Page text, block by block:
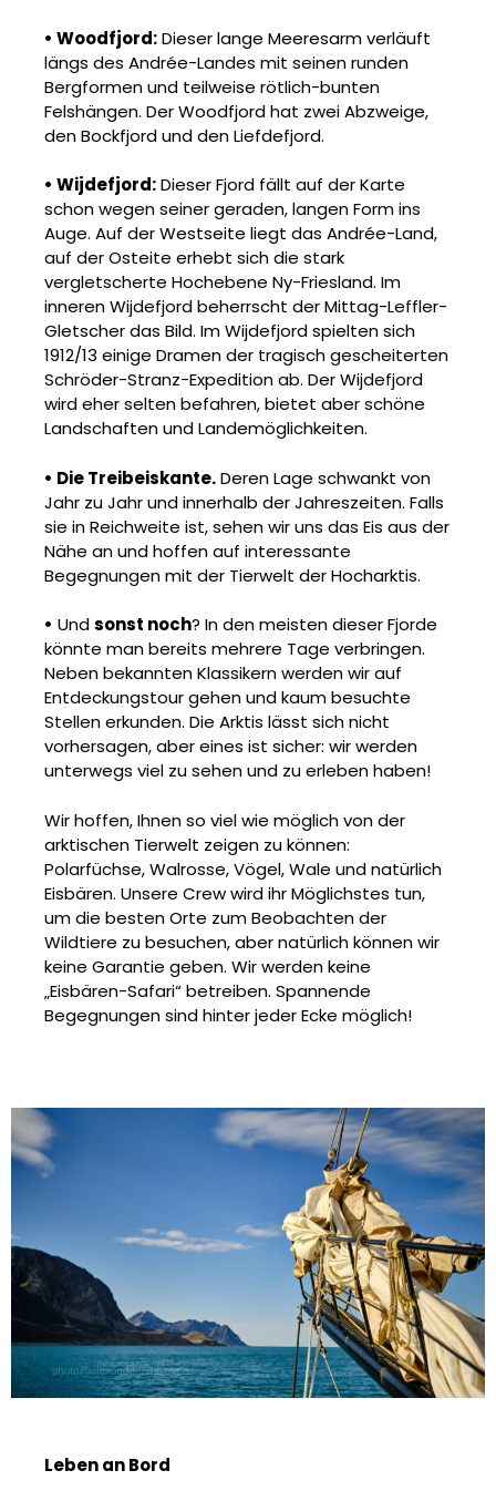
• Woodfjord:Dieser lange Meeresarm verläuft
längs des Andrée-Landes mit seinen runden
Bergformen und teilweise rötlich-bunten
Felshängen. Der Woodfjord hat zwei Abzweige,
den Bockfjord und den Liefdefjord.
• Wijdefjord:Dieser Fjord fällt auf der Karte
schon wegen seiner geraden, langen Form ins
Auge. Auf der Westseite liegt das Andrée-Land,
auf der Osteite erhebt sich die stark
vergletscherte Hochebene Ny-Friesland. Im
inneren Wijdefjord beherrscht der Mittag-Leffler-
Gletscher das Bild. Im Wijdefjord spielten sich
1912/13 einige Dramen der tragisch gescheiterten
Schröder-Stranz-Expedition ab. Der Wijdefjord
wird eher selten befahren, bietet aber schöne
Landschaften und Landemöglichkeiten.
• Die Treibeiskante.Deren Lage schwankt von
Jahr zu Jahr und innerhalb der Jahreszeiten. Falls
sie in Reichweite ist, sehen wir uns das Eis aus der
Nähe an und hoffen auf interessante
Begegnungen mit der Tierwelt der Hocharktis.
• Undsonst noch? In den meisten dieser Fjorde
könnte man bereits mehrere Tage verbringen.
Neben bekannten Klassikern werden wir auf
Entdeckungstour gehen und kaum besuchte
Stellen erkunden. Die Arktis lässt sich nicht
vorhersagen, aber eines ist sicher: wir werden
unterwegs viel zu sehen und zu erleben haben!
Wir hoffen, Ihnen so viel wie möglich von der
arktischen Tierwelt zeigen zu können:
Polarfüchse, Walrosse, Vögel, Wale und natürlich
Eisbären. Unsere Crew wird ihr Möglichstes tun,
um die besten Orte zum Beobachten der
Wildtiere zu besuchen, aber natürlich können wir
keine Garantie geben. Wir werden keine
„Eisbären-Safari“ betreiben. Spannende
Begegnungen sind hinter jeder Ecke möglich!
Leben an Bord